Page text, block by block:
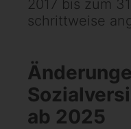
2017 bis zum
schrittweise
ab 2025